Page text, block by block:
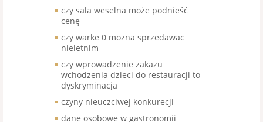
czy sala weselna może podnieść
cenę
czy warke 0 mozna sprzedawac
nieletnim
czy wprowadzenie zakazu
wchodzenia dzieci do restauracji to
dyskryminacja
czyny nieuczciwej konkurecji
dane osobowe w gastronomii